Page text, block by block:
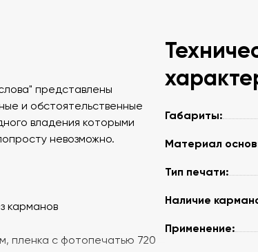
представлены
и обстоятельственные
владения которыми
невозможно.
карманов
пленка с фотопечатью 720
Габариты:
Материал
Тип печати:
Наличие
Применение: